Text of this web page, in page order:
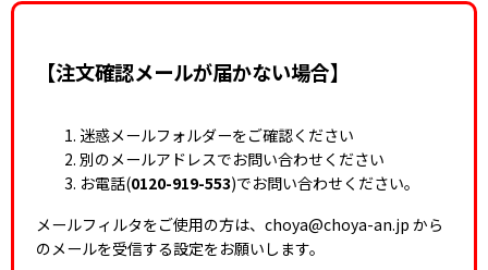
【注文確認メールが届かない場合】
迷惑メールフォルダーをご確認ください
別のメールアドレスでお問い合わせください
お電話(0120-919-553)でお問い合わせください。
メールフィルタをご使用の方は、choya@choya-an.jp から
のメールを受信する設定をお願いします。